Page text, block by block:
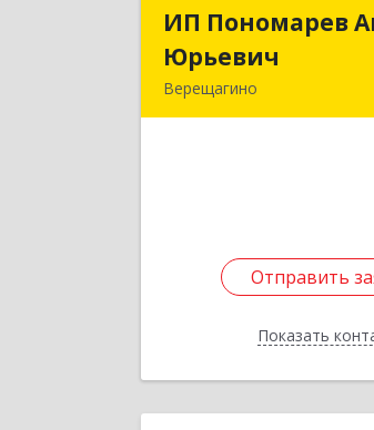
ИП Пономарев
Юрьевич
Верещагино
Отправить
Показать
ИП
Отправить
Назад